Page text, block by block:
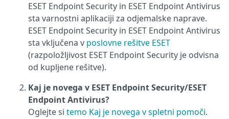
ESET Endpoint Security in ESET Endpoint Antivirus
sta varnostni aplikaciji za odjemalske naprave.
ESET Endpoint Security in ESET Endpoint Antivirus
sta vključena v poslovne rešitve ESET
(razpoložljivost ESET Endpoint Security je odvisna
od kupljene rešitve).
Kaj je novega v ESET Endpoint Security/ESET
Endpoint Antivirus?
Oglejte si temo Kaj je novega v spletni pomoči.